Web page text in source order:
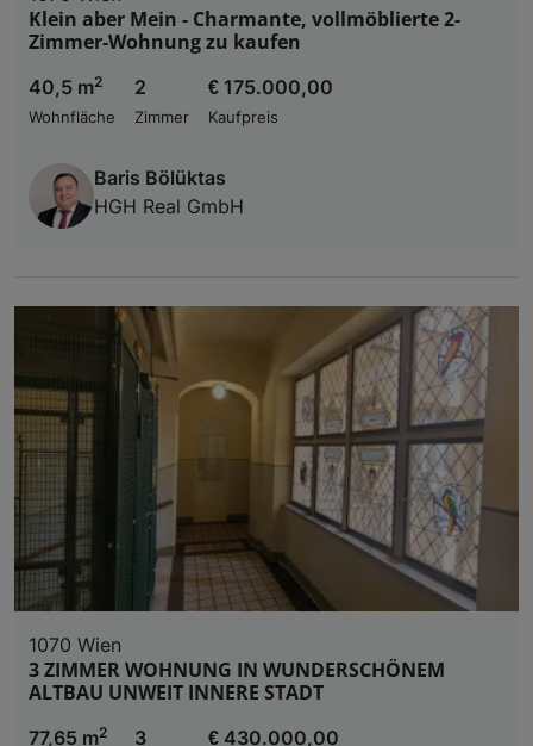
Klein aber Mein - Charmante, vollmöblierte 2-
Zimmer-Wohnung zu kaufen
40,5 m2
Wohnfläche
2
Zimmer
€ 175.000,00
Kaufpreis
Baris Bölüktas
HGH Real GmbH
1070 Wien
3 ZIMMER WOHNUNG IN WUNDERSCHÖNEM
ALTBAU UNWEIT INNERE STADT
77,65 m2
3 € 430.000,00